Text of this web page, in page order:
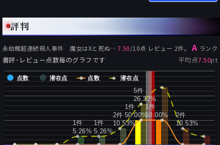
評判
永劫館超連続殺人事件 魔女はXと死ぬことにした の評価:
7.50/10点 レビュー 2件。 A ランク
書評･レビュー点数毎のグラフです 平均点7.50pt
点数 潜在点 点数 潜在点
1件
50.00%
1件
50.00%
1件
5.26%
1件
5.26%
2件
10.53%
5件
26.32%
2件
10.53%